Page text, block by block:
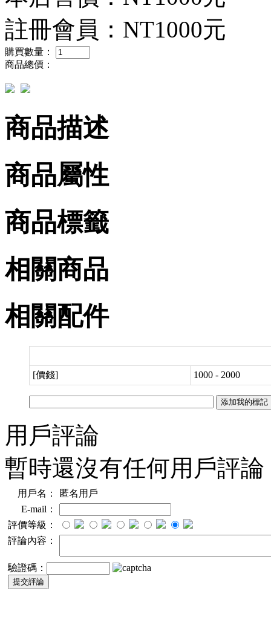
註冊會員： NT1000元
購買數量：
商品總價：
商品描述
商品屬性
商品標籤
相關商品
相關配件
[價錢] 1000 - 2000
用戶評論
暫時還沒有任何用戶評論
用戶名：
匿名用戶
E-mail：
評價等級：
評論內容：
驗證碼：